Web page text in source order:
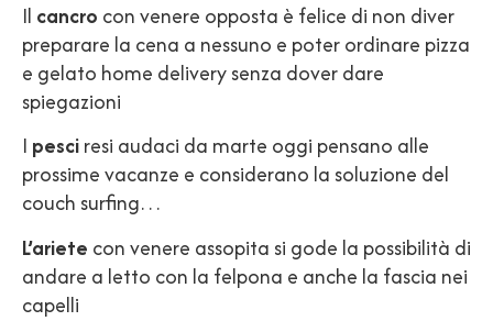
Il cancro con venere opposta è felice di non diver
preparare la cena a nessuno e poter ordinare pizza
e gelato home delivery senza dover dare
spiegazioni
I pesciresi audaci da marte oggi pensano alle
prossime vacanze e considerano la soluzione del
couch surfing…
L’ariete con venere assopita si gode la possibilità di
andare a letto con la felpona e anche la fascia nei
capelli